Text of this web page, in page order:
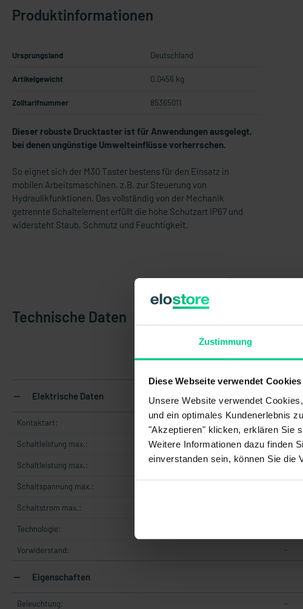
Zustimmung
Diese Webseite verwendet Cookies
Unsere Website verwendet
und ein optimales Kundenerlebnis
"Akzeptieren" klicken, erklären Sie
Weitere Informationen dazu finden
einverstanden sein, können Sie die
Produktinformationen
Ursprungsland Deutschland
Artikelgewicht 0.0456 kg
Zolltarifnummer 85365011
Dieser robuste Drucktaster ist für Anwendungen ausgelegt,
bei denen ungünstige Umwelteinflüsse vorherrschen.
So eignet sich der M30 Taster bestens für den Einsatz in
mobilen Arbeitsmaschinen, z.B. zur Steuerung von
Hydraulikfunktionen. Das vollständig von der Mechanik
getrennte Schaltelement erfüllt die hohe Schutzart IP67 und
widersteht Staub, Schmutz und Feuchtigkeit.
Technische Daten
Elektrische Daten
Kontaktart:
Schaltleistung max.: 10 VA
Schaltleistung max.: 10 W
Schaltspannung max.:
Schaltstrom max.:
Technologie:
Vorwiderstand: -
Eigenschaften
Beleuchtung: -